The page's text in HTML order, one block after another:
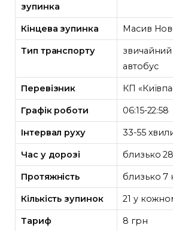
зупинка
Кінцева зупинка Масив
Тип транспорту
звичайний
автобус
Перевізник КП
Графік роботи 06:15-22:58
Інтервал руху 33-55
Час у дорозі близько
Протяжність близько 7
Кількість зупинок 21 у
Тариф 8 грн